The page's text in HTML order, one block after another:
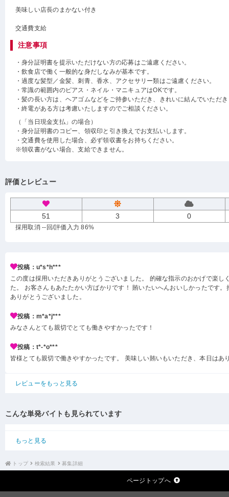
美味しい店長のまかない付き
交通費支給
注意事項
・身分証明書を提示いただけない方の応募はご遠慮ください。
・飲食店で働く一般的な身だしなみが基本です。
・過度な髪型／金髪、刺青、香水、アクセサリー類はご遠慮ください。
・常識の範囲内のピアス・ネイル・マニキュアはOKです。
・髪の長い方は、ヘアゴムなどをご持参いただき、きれいに結んでいただ
・終電がある方は考慮いたしますのでご相談ください。
（「当日現金支払」の場合）
・身分証明書のコピー、領収印と引き換えでお支払いします。
・交通費を使用した場合、必ず領収書をお持ちください。
※領収書がない場合、支給できません。
評価とレビュー
51 3 0
採用取消 --回/評価入力 86%
投稿：u*s*h***
この度は採用いただきありがとうございました。 的確な指示のおかげで楽し
た。 お客さんもあたたかい方ばかりです！ 賄いたいへんおいしかったです。
ありがとうございました。
投稿：m*a*j***
みなさんとても親切でとても働きやすかったです！
投稿：t*-*o***
皆様とても親切で働きやすかったです。 美味しい賄いもいただき、本日はあ
レビューをもっと見る
こんな単発バイトも見られています
もっと見る
トップ 検索結果 募集詳細
ページトップへ